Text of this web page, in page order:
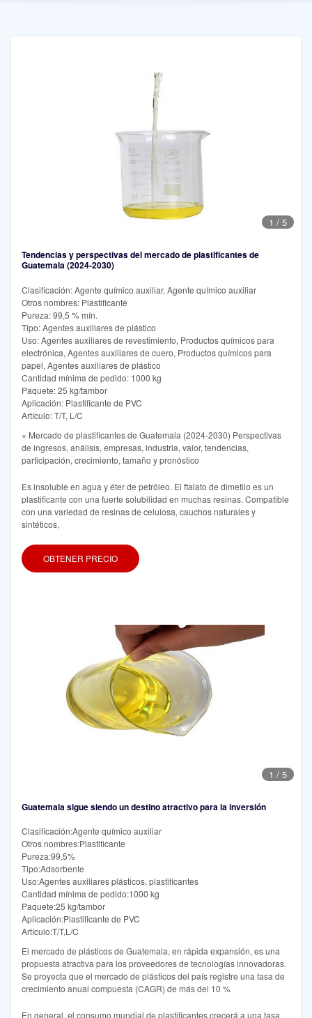
1 / 5
Tendencias y perspectivas del mercado de plastificantes de
Guatemala (2024-2030)
Clasificación: Agente químico auxiliar, Agente químico auxiliar
Otros nombres: Plastificante
Pureza: 99,5 % mín.
Tipo: Agentes auxiliares de plástico
Uso: Agentes auxiliares de revestimiento, Productos químicos para
electrónica, Agentes auxiliares de cuero, Productos químicos para
papel, Agentes auxiliares de plástico
Cantidad mínima de pedido: 1000 kg
Paquete: 25 kg/tambor
Aplicación: Plastificante de PVC
Artículo: T/T, L/C
× Mercado de plastificantes de Guatemala (2024-2030) Perspectivas
de ingresos, análisis, empresas, industria, valor, tendencias,
participación, crecimiento, tamaño y pronóstico
Es insoluble en agua y éter de petróleo. El ftalato de dimetilo es un
plastificante con una fuerte solubilidad en muchas resinas. Compatible
con una variedad de resinas de celulosa, cauchos naturales y
sintéticos,
OBTENER PRECIO
1 / 5
Guatemala sigue siendo un destino atractivo para la inversión
Clasificación:Agente químico auxiliar
Otros nombres:Plastificante
Pureza:99,5%
Tipo:Adsorbente
Uso:Agentes auxiliares plásticos, plastificantes
Cantidad mínima de pedido:1000 kg
Paquete:25 kg/tambor
Aplicación:Plastificante de PVC
Artículo:T/T,L/C
El mercado de plásticos de Guatemala, en rápida expansión, es una
propuesta atractiva para los proveedores de tecnologías innovadoras.
Se proyecta que el mercado de plásticos del país registre una tasa de
crecimiento anual compuesta (CAGR) de más del 10 %
En general, el consumo mundial de plastificantes crecerá a una tasa